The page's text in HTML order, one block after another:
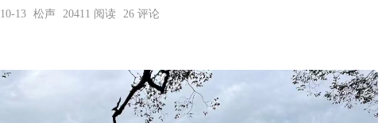
13 松声 20411 阅读 26 评论